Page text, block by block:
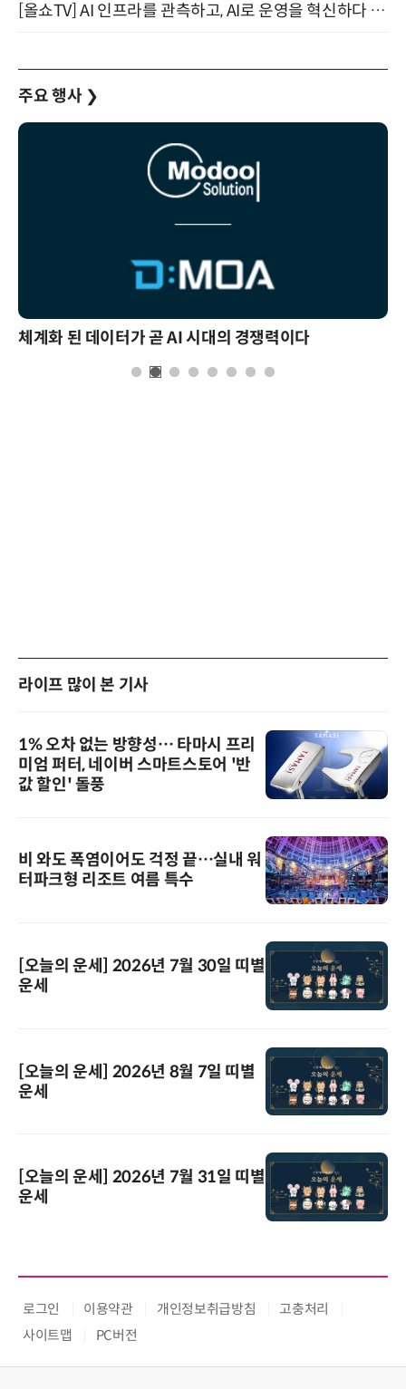
[올쇼TV] AI 인프라를 관측하고, AI로 운영을 혁신하다 (8월 11일 생방송)
주요 행사 ❯
체계화 된 데이터가 곧 AI 시대의 경쟁력이다
라이프 많이 본 기사
1% 오차 없는 방향성… 타마시 프리
미엄 퍼터, 네이버 스마트스토어 '반
값 할인' 돌풍
비 와도 폭염이어도 걱정 끝…실내 워
터파크형 리조트 여름 특수
[오늘의 운세] 2026년 7월 30일 띠별
운세
[오늘의 운세] 2026년 8월 7일 띠별
운세
[오늘의 운세] 2026년 7월 31일 띠별
운세
로그인 이용약관 개인정보취급방침
고충처리
사이트맵
PC버전